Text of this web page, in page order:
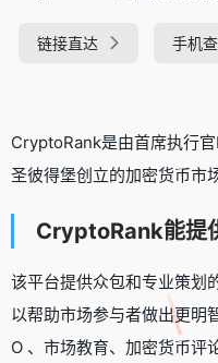
链接直达 手机
CryptoRank是由首席执行
圣彼得堡创立的加密货币市
CryptoRank能提
该平台提供众包和专业策划
以帮助市场参与者做出更明
O 、市场教育、加密货币评